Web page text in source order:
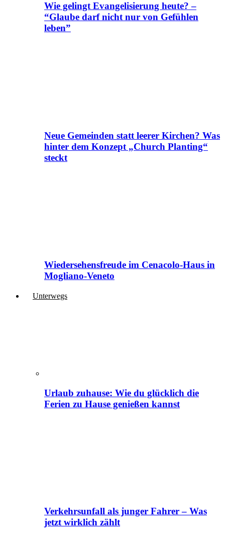
Wie gelingt Evangelisierung heute? –
“Glaube darf nicht nur von Gefühlen
leben”
Neue Gemeinden statt leerer Kirchen? Was
hinter dem Konzept „Church Planting“
steckt
Wiedersehensfreude im Cenacolo-Haus in
Mogliano-Veneto
Unterwegs
Urlaub zuhause: Wie du glücklich die
Ferien zu Hause genießen kannst
Verkehrsunfall als junger Fahrer – Was
jetzt wirklich zählt